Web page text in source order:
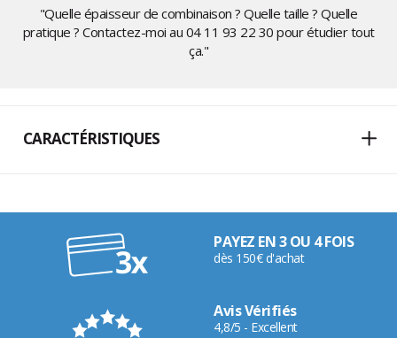
"Quelle épaisseur de combinaison ? Quelle taille ? Quelle
pratique ? Contactez-moi au 04 11 93 22 30 pour étudier tout
ça."
CARACTÉRISTIQUES
PAYEZ EN 3 OU 4 FOIS
dès 150€ d'achat
Avis Vérifiés
4,8/5 - Excellent